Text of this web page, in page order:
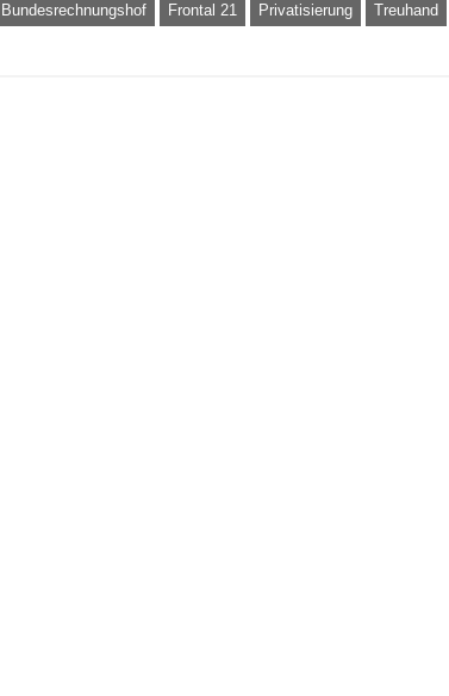
Bundesrechnungshof Frontal 21 Privatisierung Treuhand